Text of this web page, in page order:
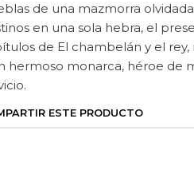
de una mazmorra
en una sola hebra, el
de El chambelán y el
hermoso monarca, héroe de
ESTE PRODUCTO